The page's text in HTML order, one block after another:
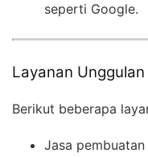
seperti Google.
Layanan Unggulan
Berikut beberapa
Jasa